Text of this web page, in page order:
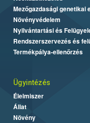
Mezőgazdasági genetikai
Növényvédelem
Nyilvántartási és
Rendszerszervezés és
Termékpálya-ellenőrzés
Ügyintézés
Élelmiszer
Állat
Növény